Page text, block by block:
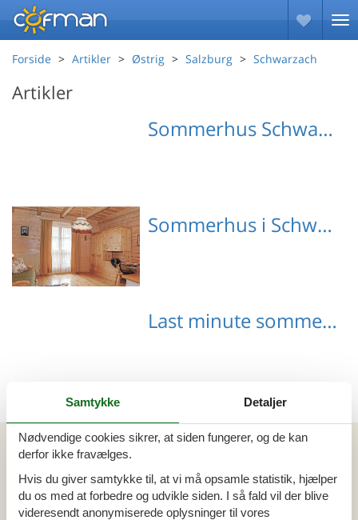
Forside Artikler Østrig Salzburg Schwarzach
Artikler
Sommerhus Schwarzach med hund
Sommerhus i Schwarzach
Last minute sommerhuse Schwarzach
Artikeltyper
Sommerhus
Din Cofman ferie
Samtykke Detaljer
Nødvendige cookies sikrer, at siden fungerer, og de kan
derfor ikke fravælges.
Hvis du giver samtykke til, at vi må opsamle statistik, hjælper
du os med at forbedre og udvikle siden. I så fald vil der blive
videresendt anonymiserede oplysninger til vores